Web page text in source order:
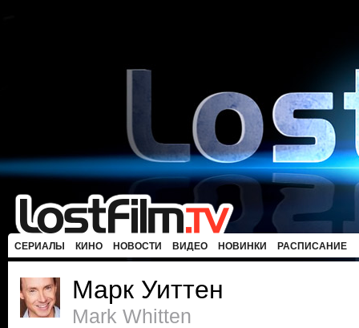
СЕРИАЛЫ КИНО НОВОСТИ ВИДЕО НОВИНКИ РАСПИСАНИЕ
Марк Уиттен
Mark Whitten